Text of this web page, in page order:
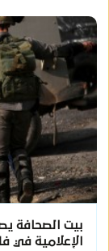
بيت الصحافة
الإعلامية في